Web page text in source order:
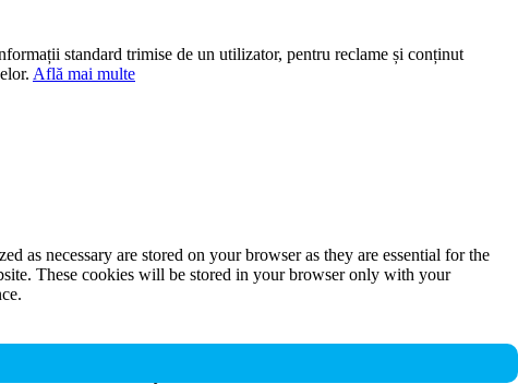
standard trimise de un utilizator, pentru reclame și conținut
Află mai multe
as necessary are stored on your browser as they are essential for the
These cookies will be stored in your browser only with your